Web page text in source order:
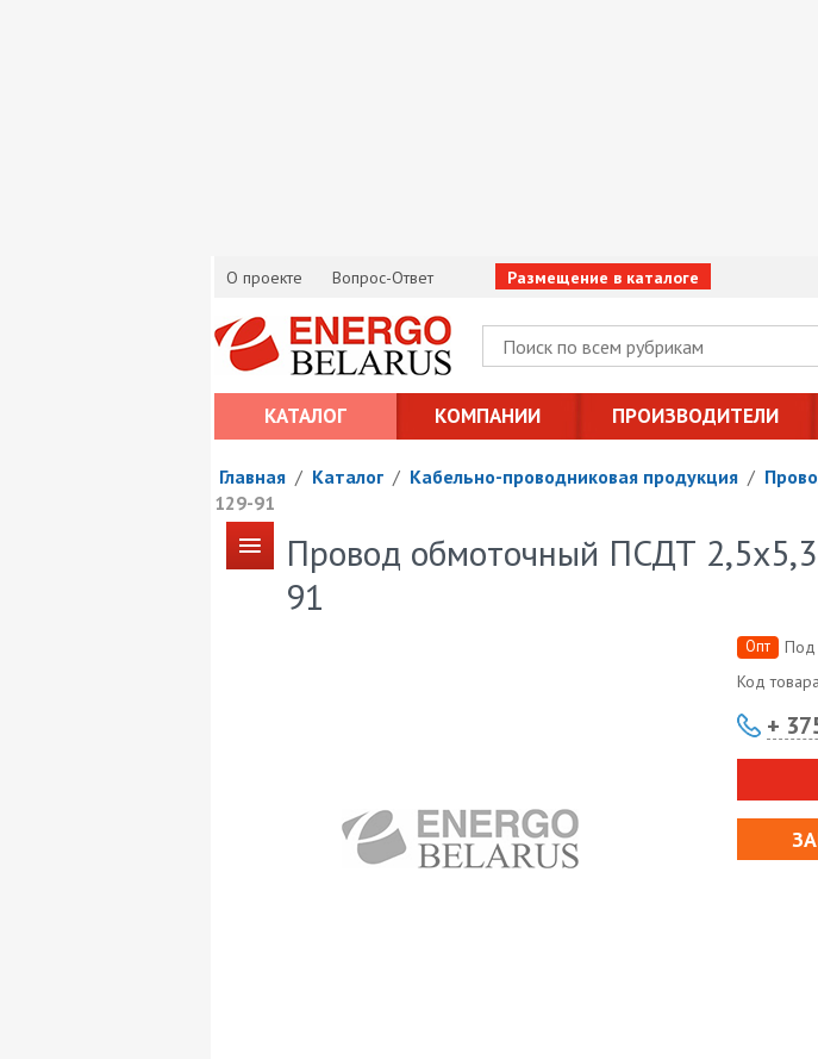
О проекте Вопрос-Ответ Размещение в каталоге
КАТАЛОГ КОМПАНИИ ПРОИЗВОДИТЕЛИ
Главная / Каталог / Кабельно-проводниковая продукция /
129-91
Провод обмоточный ПСДТ
91
Опт
Под
Код
+